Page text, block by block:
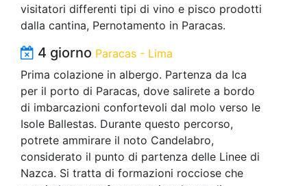
visitatori differenti tipi di vino e pisco prodotti
dalla cantina, Pernotamento in Paracas.
4 giorno Paracas - Lima
Prima colazione in albergo. Partenza da Ica
per il porto di Paracas, dove salirete a bordo
di imbarcazioni confortevoli dal molo verso le
Isole Ballestas. Durante questo percorso,
potrete ammirare il noto Candelabro,
considerato il punto di partenza delle Linee di
Nazca. Si tratta di formazioni rocciose che